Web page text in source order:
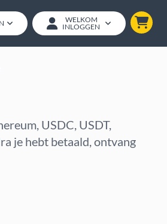
WELKOM
INLOGGEN
USDC, USDT,
je hebt betaald, ontvang